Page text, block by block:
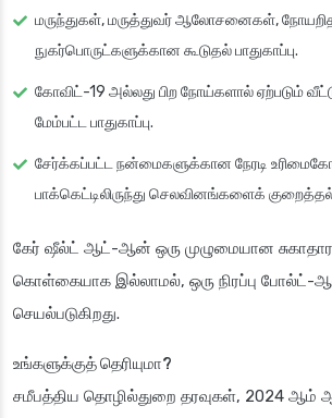
மருந்துகள், மருத்துவர் ஆலோசனைகள்,
நுகர்பொருட்களுக்கான கூடுதல் பாதுகாப்பு.
கோவிட்-19 அல்லது பிற நோய்களால் ஏற்படும்
மேம்பட்ட பாதுகாப்பு.
சேர்க்கப்பட்ட நன்மைகளுக்கான நேரடி
பாக்கெட்டிலிருந்து செலவினங்களைக்
கேர் ஷீல்ட் ஆட்-ஆன் ஒரு முழுமையான சுகாதார
கொள்கையாக இல்லாமல், ஒரு நிரப்பு போல்ட்-
செயல்படுகிறது.
உங்களுக்குத் தெரியுமா?
சமீபத்திய தொழில்துறை தரவுகள், 2024 ஆம்